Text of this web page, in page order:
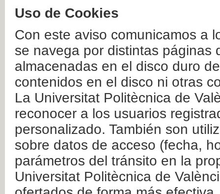
Uso de Cookies
Con este aviso comunicamos a
se navega por distintas páginas
almacenadas en el disco duro
contenidos en el disco ni otras
La Universitat Politècnica de
reconocer a los usuarios
personalizado. También son
sobre datos de acceso (fecha,
parámetros del tránsito en la
Universitat Politècnica de